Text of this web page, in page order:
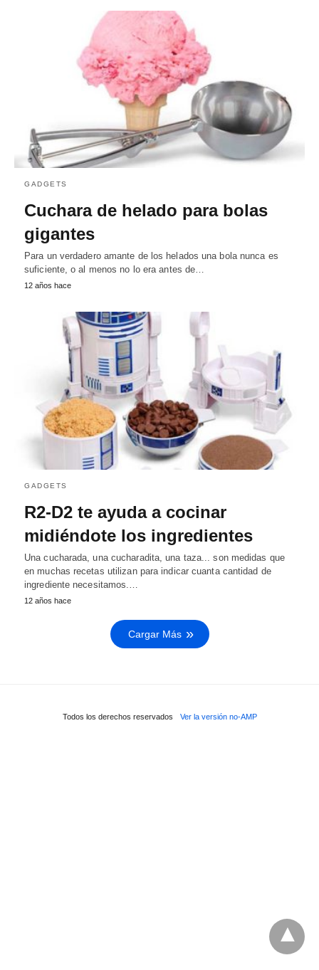
GADGETS
Cuchara de helado para bolas
gigantes
Para un verdadero amante de los helados una bola nunca es
suficiente, o al menos no lo era antes de…
12 años hace
GADGETS
R2-D2 te ayuda a cocinar
midiéndote los ingredientes
Una cucharada, una cucharadita, una taza... son medidas que
en muchas recetas utilizan para indicar cuanta cantidad de
ingrediente necesitamos.…
12 años hace
Cargar Más
Todos los derechos reservados Ver la versión no-AMP